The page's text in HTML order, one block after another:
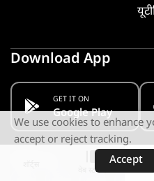
वेब स्टोरीज़
Download App
GET IT ON
Google Play
We use cookies to enhance
accept or reject tracking.
Accept